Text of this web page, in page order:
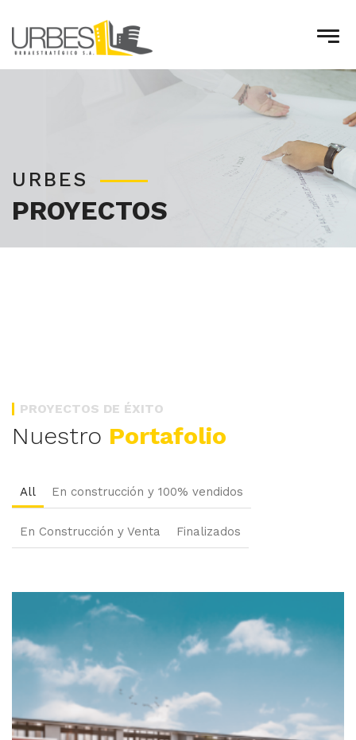
URBES
PROYECTOS
PROYECTOS DE ÉXITO
Nuestro Portafolio
All En construcción y 100% vendidos
En Construcción y Venta Finalizados